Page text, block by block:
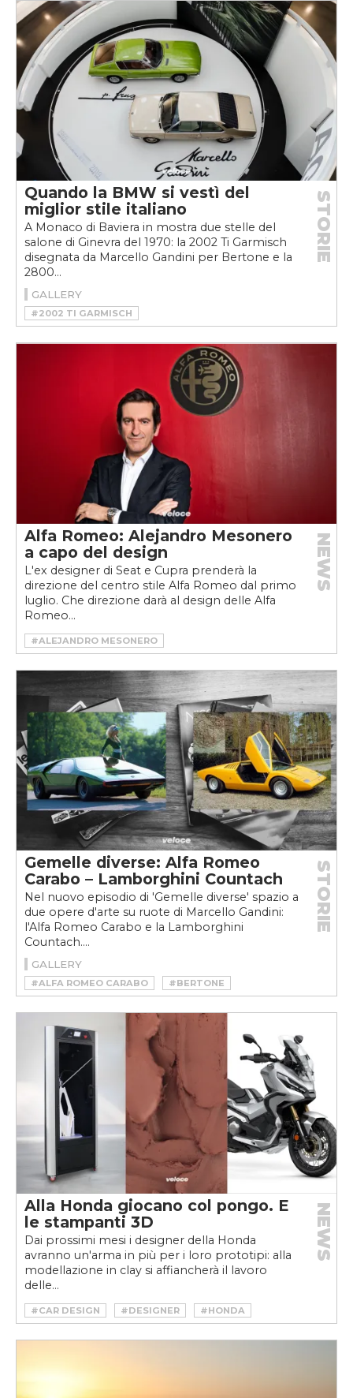
#MICHELOTTI
#MUSEO NAZIONALE DELL’AUTOMOBILE DI TORINO
Quando la BMW si vestì del
miglior stile italiano
A Monaco di Baviera in mostra due stelle del
salone di Ginevra del 1970: la 2002 Ti Garmisch
disegnata da Marcello Gandini per Bertone e la
2800...
STORIE
GALLERY
#2002 TI GARMISCH
#BMW 2002 TI GARMISCH
#BMW 2002 TI GARMISCH BERTONE
#BMW 2002 TI GARMISCH MARCELLO GANDINI
#BMW 2800 GTS COUPÉ PIETRO FRUA
#CONCEPT
#MARCELLO GANDINI
#PROTOTIPO
Alfa Romeo: Alejandro Mesonero
a capo del design
L'ex designer di Seat e Cupra prenderà la
direzione del centro stile Alfa Romeo dal primo
luglio. Che direzione darà al design delle Alfa
Romeo...
NEWS
#ALEJANDRO MESONERO
#ALEJANDRO MESONERO ALFA ROMEO
#ALFA ROMEO
#ALFA ROMEO CAPO DEL DESIGN
#CAR DESIGN
#CUPRA
#DESIGN ALFA ROMEO
#SEAT
Gemelle diverse: Alfa Romeo
Carabo – Lamborghini Countach
Nel nuovo episodio di 'Gemelle diverse' spazio a
due opere d'arte su ruote di Marcello Gandini:
l'Alfa Romeo Carabo e la Lamborghini
Countach....
STORIE
GALLERY
#ALFA ROMEO CARABO
#BERTONE
#CAR DESIGN
#GANDINI
#LAMBORGHINI COUNTACH
#PROTOTIPO
Alla Honda giocano col pongo. E
le stampanti 3D
Dai prossimi mesi i designer della Honda
avranno un'arma in più per i loro prototipi: alla
modellazione in clay si affiancherà il lavoro
delle...
NEWS
#CAR DESIGN #DESIGNER
#HONDA
#MOTO
#STAMPA 3D #VELOCEMOTO